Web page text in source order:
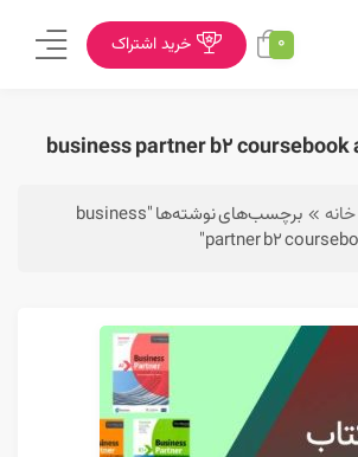
0 خرید اشتراک
business partner b2 coursebook
خانه
برچسب‌های نوشته‌ها "business
partner b2